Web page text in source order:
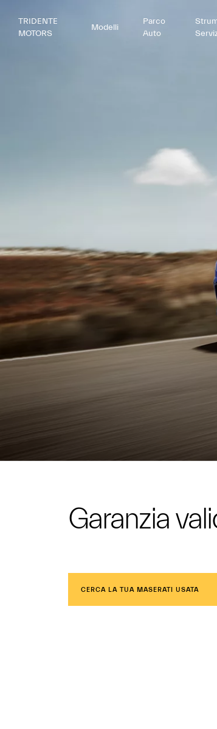
TRIDENTE
MOTORS
Modelli
Parco
Auto
Garanzia
CERCA LA TUA MASERATI USATA